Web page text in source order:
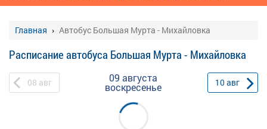
Главная Автобус Большая Мурта - Михайловка
Расписание автобуса Большая Мурта - Михайловка
08 авг 09 августа
воскресенье 10авг